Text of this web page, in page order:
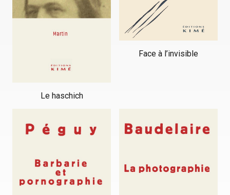
Le haschich
Face à l’invisible